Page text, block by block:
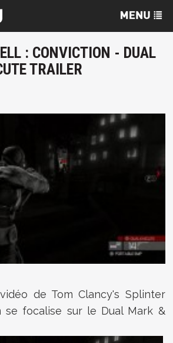
: CONVICTION - DUAL
TRAILER
de Tom Clancy's Splinter
se focalise sur le Dual Mark &